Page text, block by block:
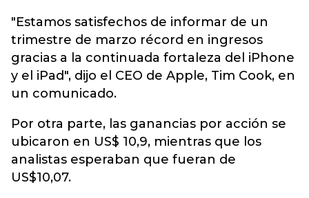
"Estamos satisfechos de informar de un
trimestre de marzo récord en ingresos
gracias a la continuada fortaleza del iPhone
y el iPad", dijo el CEO de Apple, Tim Cook, en
un comunicado.
Por otra parte, las ganancias por acción se
ubicaron en US$ 10,9, mientras que los
analistas esperaban que fueran de
US$10,07.